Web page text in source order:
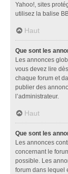
Yahoo!, sites
utilisez la balise
Haut
Que sont les
Les annonces
vous devez lire
chaque forum et
publier des
l’administrateur.
Haut
Que sont les
Les annonces
concernant le
possible. Les
forum dans lequel